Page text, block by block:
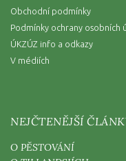
Obchodní podmínky
Podmínky ochrany osobních
ÚKZÚZ info a odkazy
V médiích
NEJČTENĚJŠÍ
O PĚSTOVÁNÍ